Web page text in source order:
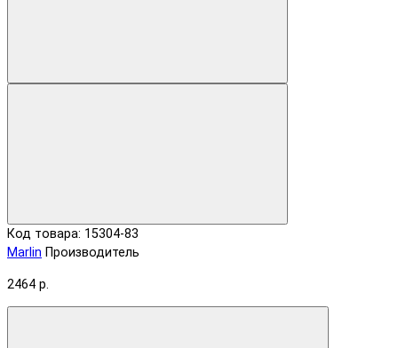
Код товара: 15304-83
Marlin Производитель
2464 р.